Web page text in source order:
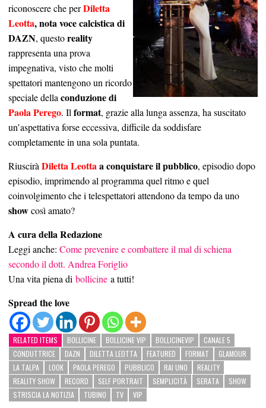
riconoscere che perDiletta
Leotta, nota voce calcistica di
DAZN, questoreality
rappresenta una prova
impegnativa, visto che molti
spettatori mantengono un ricordo
speciale dellaconduzione di
Paola Perego. Ilformat, grazie alla lunga assenza, ha suscitato
un’aspettativa forse eccessiva, difficile da soddisfare
completamente in una sola puntata.
RiusciràDiletta Leottaa conquistare il pubblico, episodio dopo
episodio, imprimendo al programma quel ritmo e quel
coinvolgimento che i telespettatori attendono da tempo da uno
showcosì amato?
A cura della Redazione
Leggi anche: Come prevenire e combattere il mal di schiena
secondo il dott. Andrea Foriglio
Una vita piena di bollicine a tutti!
Spread the love
RELATED ITEMS BOLLICINE BOLLICINE VIP BOLLICINEVIP
CANALE 5
CONDUTTRICE
DAZN DILETTA LEOTTA FEATURED FORMAT
GLAMOUR
LA TALPA
LOOK PAOLA PEREGO PUBBLICO RAI UNO
REALITY
REALITY SHOW
RECORD SELF PORTRAIT SEMPLICITÀ SERATA
SHOW
STRISCIA LA NOTIZIA
TUBINO TV VIP